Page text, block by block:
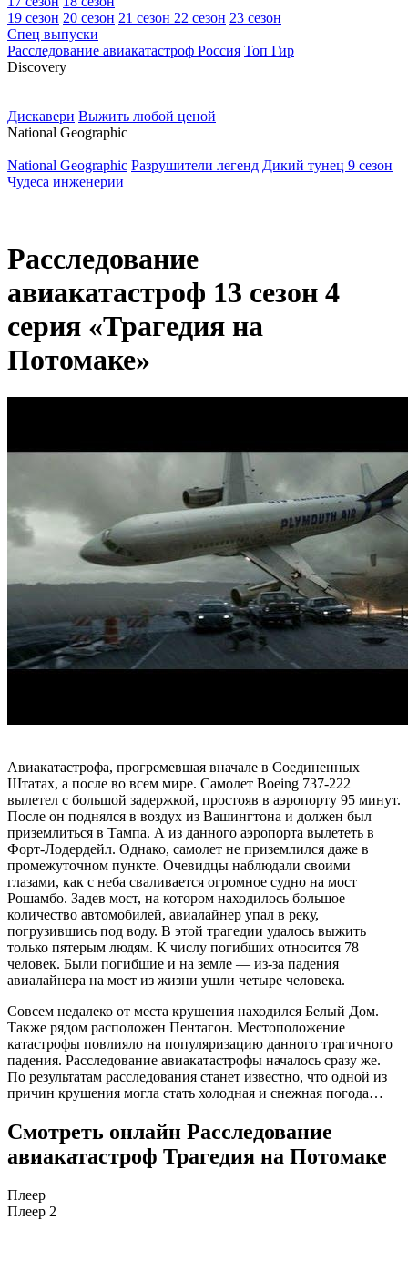
19 сезон 20 сезон 21 сезон 22 сезон 23 сезон
Спец выпуски
Расследование авиакатастроф Россия Топ Гир
Discovery
Дискавери Выжить любой ценой
National Geographic
National Geographic Разрушители легенд Дикий тунец 9 сезон
Чудеса инженерии
Расследование
авиакатастроф 13 сезон 4
серия «Трагедия на
Потомаке»
Авиакатастрофа, прогремевшая вначале в Соединенных
Штатах, а после во всем мире. Самолет Boeing 737-222
вылетел с большой задержкой, простояв в аэропорту 95 минут.
После он поднялся в воздух из Вашингтона и должен был
приземлиться в Тампа. А из данного аэропорта вылететь в
Форт-Лодердейл. Однако, самолет не приземлился даже в
промежуточном пункте. Очевидцы наблюдали своими
глазами, как с неба сваливается огромное судно на мост
Рошамбо. Задев мост, на котором находилось большое
количество автомобилей, авиалайнер упал в реку,
погрузившись под воду. В этой трагедии удалось выжить
только пятерым людям. К числу погибших относится 78
человек. Были погибшие и на земле — из-за падения
авиалайнера на мост из жизни ушли четыре человека.
Совсем недалеко от места крушения находился Белый Дом.
Также рядом расположен Пентагон. Местоположение
катастрофы повлияло на популяризацию данного трагичного
падения. Расследование авиакатастрофы началось сразу же.
По результатам расследования станет известно, что одной из
причин крушения могла стать холодная и снежная погода…
Смотреть онлайн Расследование
авиакатастроф Трагедия на Потомаке
Плеер
Плеер 2